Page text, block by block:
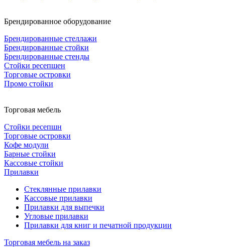
Брендированное оборудование
Брендированные стеллажи
Брендированные стойки
Брендированные стенды
Стойки ресепшен
Торговые островки
Промо стойки
Торговая мебель
Стойки ресепшн
Торговые островки
Кофе модули
Барные стойки
Кассовые стойки
Прилавки
Стеклянные прилавки
Кассовые прилавки
Прилавки для выпечки
Угловые прилавки
Прилавки для книг и печатной продукции
Торговая мебель на заказ